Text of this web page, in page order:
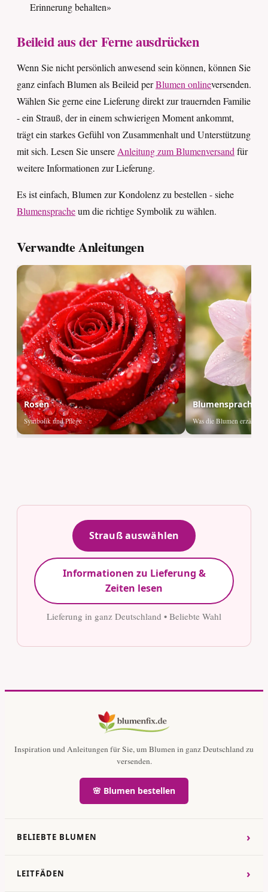
Erinnerung behalten»
Beileid aus der Ferne ausdrücken
Wenn Sie nicht persönlich anwesend sein können, können Sie
ganz einfach Blumen als Beileid perBlumen onlineversenden.
Wählen Sie gerne eine Lieferung direkt zur trauernden Familie
- ein Strauß, der in einem schwierigen Moment ankommt,
trägt ein starkes Gefühl von Zusammenhalt und Unterstützung
mit sich. Lesen Sie unsereAnleitung zum Blumenversandfür
weitere Informationen zur Lieferung.
Es ist einfach, Blumen zur Kondolenz zu bestellen - siehe
Blumenspracheum die richtige Symbolik zu wählen.
Verwandte Anleitungen
Rosen
Symbolik und Pflege
Blumensprache
Was die Blumen erzählen
Strauß auswählen
Informationen zu Lieferung &
Zeiten lesen
Lieferung in ganz Deutschland • Beliebte Wahl
Inspiration und Anleitungen für Sie, um Blumen in ganz Deutschland zu
versenden.
🌸 Blumen bestellen
BELIEBTE BLUMEN ›
LEITFÄDEN ›